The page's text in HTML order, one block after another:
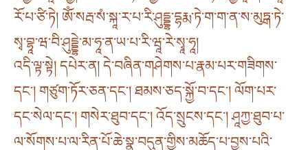
རོ་པ་ཙི་ཏེ། ཨོཾ་སརྦ་སཾ་སྐཱ་ར་པ་རི་ཤུདྡྷ་དྷརྨ་ཏེ་ག་ག་ན་ས་མུཏྒ་ཏེ་
སྭ་བྷཱ་ཝ་བི་ཤུདྡྷེ་མ་ཧཱ་ན་ཡ་པ་རི་ཝཱ་རེ་སྭཱ་ཧཱ།
འདི་ལྟ་སྟེ། དཔེར་ན། དེ་བཞིན་གཤེགས་པ་རྣམ་པར་གཟིགས་
དང༌། གཙུག་ཏོར་ཅན་དང༌། ཐམས་ཅད་སྐྱོ་བ་དང༌། ལོག་པར་
དང་སེལ་དང༌། གསེར་ཐུབ་དང༌། འོད་སྲུངས་དང༌། ཤཱཀྱ་ཐུབ་པ་
ལ་སོགས་པ་ལ་རིན་པོ་ཆེ་སྣ་བདུན་གྱིས་མཆོད་པ་བྱས་པའི་